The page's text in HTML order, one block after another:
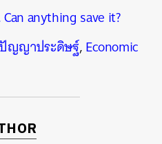
anything save it?
ปัญญาประดิษฐ์,Economic